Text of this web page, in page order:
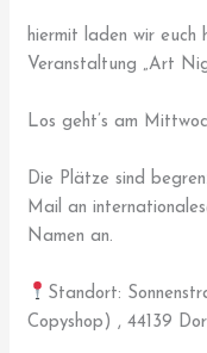
hiermit laden wir euch
Veranstaltung „Art
Los geht’s am
Die Plätze sind
Mail an
Namen an.
Standort:
Copyshop) , 44139